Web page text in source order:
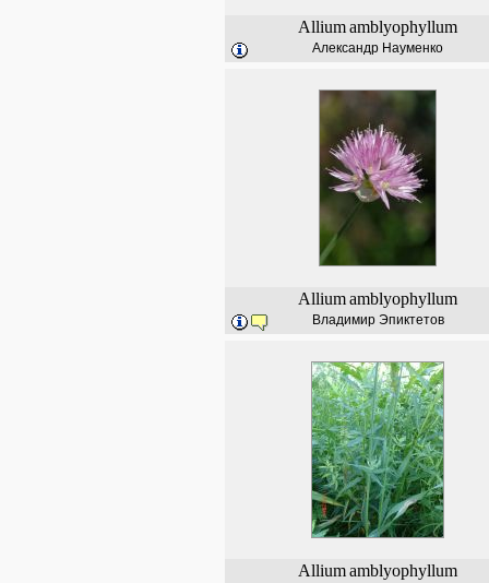
Alliumamblyophyllum
Александр Науменко
Alliumamblyophyllum
Владимир Эпиктетов
Alliumamblyophyllum